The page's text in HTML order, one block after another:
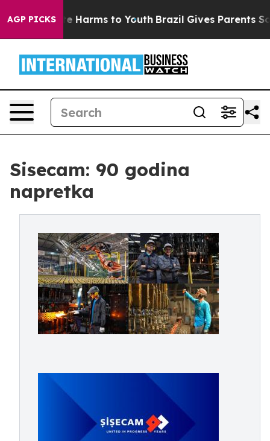
AGP PICKS
to Abate Harms to Youth Brazil Gives Parents Social
Sisecam: 90 godina
napretka